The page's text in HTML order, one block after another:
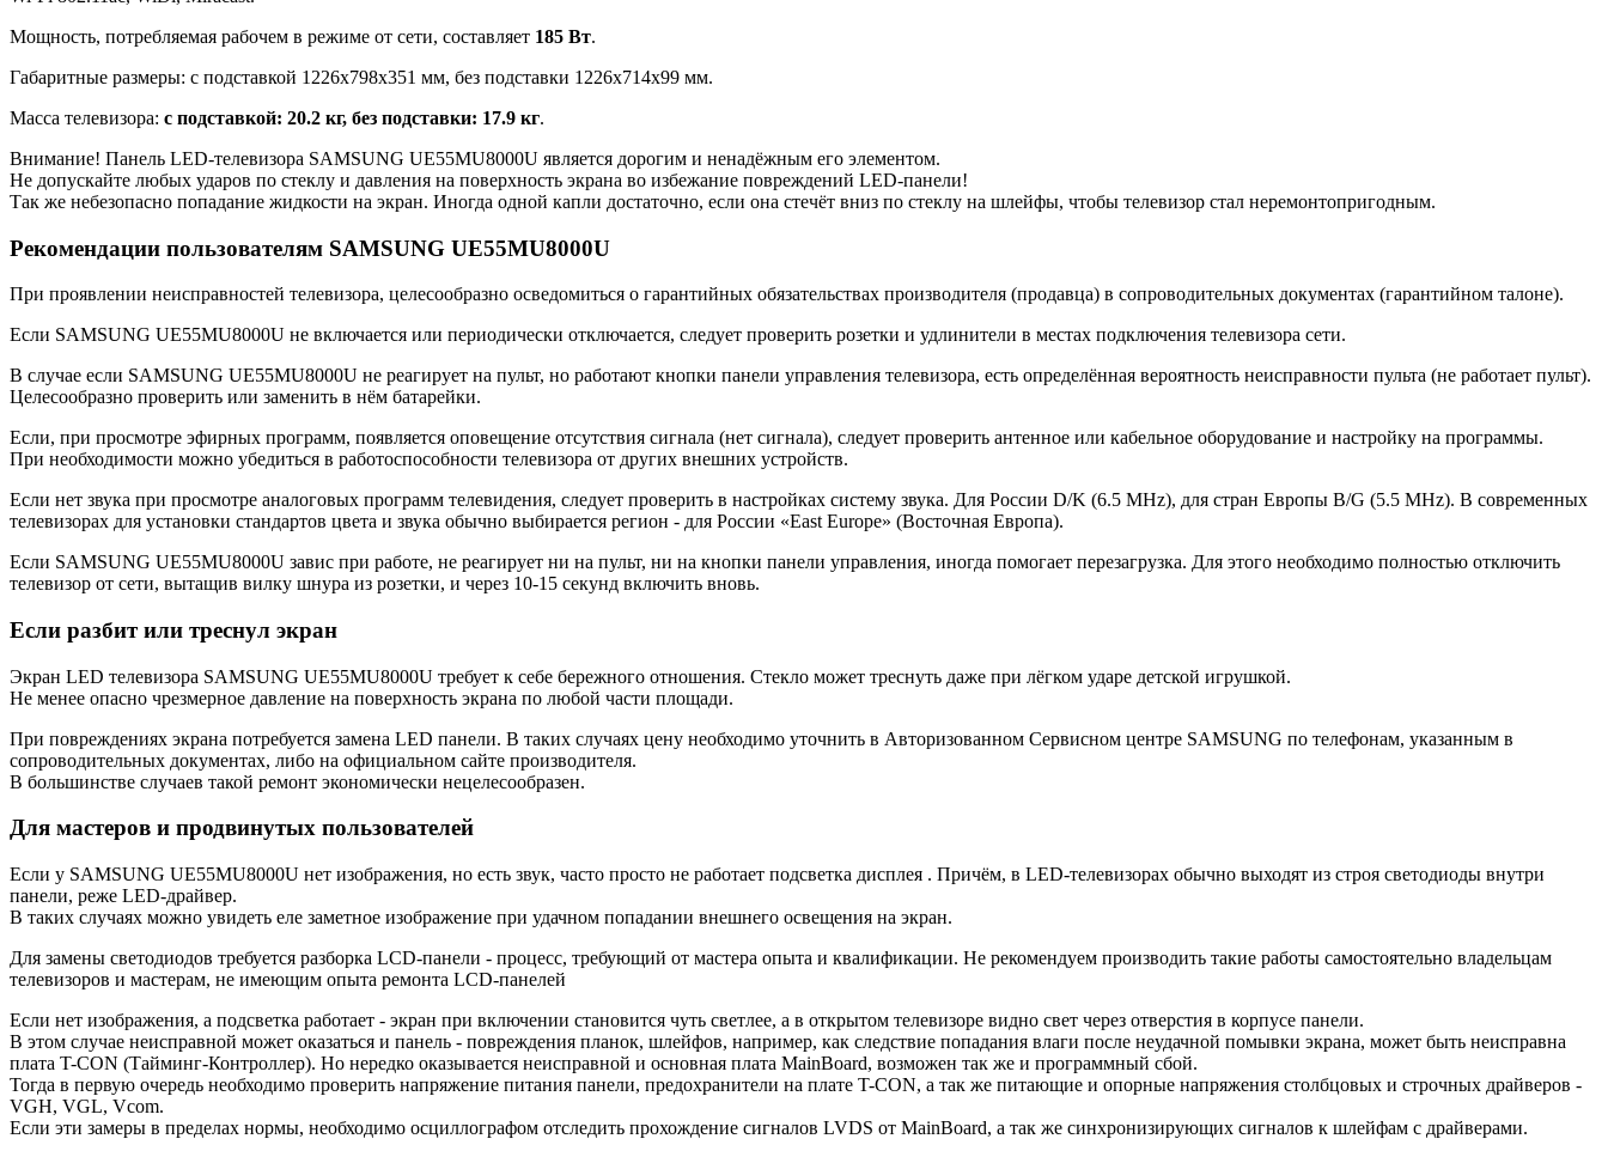
Мощность, потребляемая рабочем в режиме от сети, составляет 185 Вт.
Габаритные размеры: с подставкой 1226x798x351 мм, без подставки 1226x714x99 мм.
Масса телевизора: с подставкой: 20.2 кг, без подставки: 17.9 кг.
Внимание! Панель LED-телевизора SAMSUNG UE55MU8000U является дорогим и ненадёжным его элементом.
Не допускайте любых ударов по стеклу и давления на поверхность экрана во избежание повреждений LED-панели!
Так же небезопасно попадание жидкости на экран. Иногда одной капли достаточно, если она стечёт вниз по стеклу на шлейфы, чтобы телевизор стал неремонтопригодным.
Рекомендации пользователям SAMSUNG UE55MU8000U
При проявлении неисправностей телевизора, целесообразно осведомиться о гарантийных обязательствах производителя (продавца) в сопроводительных документах (гарантийном талоне).
Если SAMSUNG UE55MU8000U не включается или периодически отключается, следует проверить розетки и удлинители в местах подключения телевизора сети.
В случае если SAMSUNG UE55MU8000U не реагирует на пульт, но работают кнопки панели управления телевизора, есть определённая вероятность неисправности пульта (не работает пульт).
Целесообразно проверить или заменить в нём батарейки.
Если, при просмотре эфирных программ, появляется оповещение отсутствия сигнала (нет сигнала), следует проверить антенное или кабельное оборудование и настройку на программы.
При необходимости можно убедиться в работоспособности телевизора от других внешних устройств.
Если нет звука при просмотре аналоговых программ телевидения, следует проверить в настройках систему звука. Для России D/K (6.5 MHz), для стран Европы B/G (5.5 MHz). В современных
телевизорах для установки стандартов цвета и звука обычно выбирается регион - для России «East Europe» (Восточная Европа).
Если SAMSUNG UE55MU8000U завис при работе, не реагирует ни на пульт, ни на кнопки панели управления, иногда помогает перезагрузка. Для этого необходимо полностью отключить
телевизор от сети, вытащив вилку шнура из розетки, и через 10-15 секунд включить вновь.
Если разбит или треснул экран
Экран LED телевизора SAMSUNG UE55MU8000U требует к себе бережного отношения. Стекло может треснуть даже при лёгком ударе детской игрушкой.
Не менее опасно чрезмерное давление на поверхность экрана по любой части площади.
При повреждениях экрана потребуется замена LED панели. В таких случаях цену необходимо уточнить в Авторизованном Сервисном центре SAMSUNG по телефонам, указанным в
сопроводительных документах, либо на официальном сайте производителя.
В большинстве случаев такой ремонт экономически нецелесообразен.
Для мастеров и продвинутых пользователей
Если у SAMSUNG UE55MU8000U нет изображения, но есть звук, часто просто не работает подсветка дисплея . Причём, в LED-телевизорах обычно выходят из строя светодиоды внутри
панели, реже LED-драйвер.
В таких случаях можно увидеть еле заметное изображение при удачном попадании внешнего освещения на экран.
Для замены светодиодов требуется разборка LCD-панели - процесс, требующий от мастера опыта и квалификации. Не рекомендуем производить такие работы самостоятельно владельцам
телевизоров и мастерам, не имеющим опыта ремонта LCD-панелей
Если нет изображения, а подсветка работает - экран при включении становится чуть светлее, а в открытом телевизоре видно свет через отверстия в корпусе панели.
В этом случае неисправной может оказаться и панель - повреждения планок, шлейфов, например, как следствие попадания влаги после неудачной помывки экрана, может быть неисправна
плата T-CON (Тайминг-Контроллер). Но нередко оказывается неисправной и основная плата MainBoard, возможен так же и программный сбой.
Тогда в первую очередь необходимо проверить напряжение питания панели, предохранители на плате T-CON, а так же питающие и опорные напряжения столбцовых и строчных драйверов -
VGH, VGL, Vcom.
Если эти замеры в пределах нормы, необходимо осциллографом отследить прохождение сигналов LVDS от MainBoard, а так же синхронизирующих сигналов к шлейфам с драйверами.